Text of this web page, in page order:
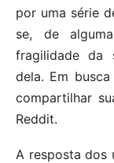
por uma série
se, de
fragilidade da
dela. Em
compartilhar
Reddit.
A resposta dos